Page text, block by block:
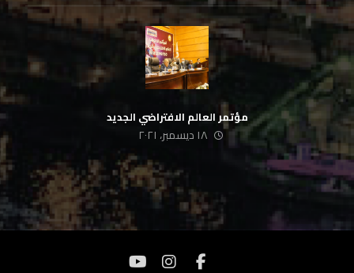
مؤتمر العالم الافتراضي الجديد
١٨ ديسمبر، ٢٠٢١